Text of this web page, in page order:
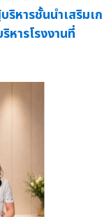
หารชั้นนำเสริมเก
หารโรงงานที่